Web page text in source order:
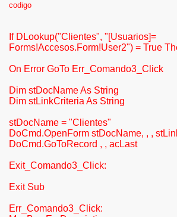
codigo
If DLookup("Clientes", "[Usuarios]=
Forms!Accesos.Form!User2") = True
On Error GoTo Err_Comando3_Click
Dim stDocName As String
Dim stLinkCriteria As String
stDocName = "Clientes"
DoCmd.OpenForm stDocName, , ,
DoCmd.GoToRecord , , acLast
Exit_Comando3_Click:
Exit Sub
Err_Comando3_Click: